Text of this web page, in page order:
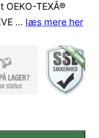
TEXÂ®
… læs mere her